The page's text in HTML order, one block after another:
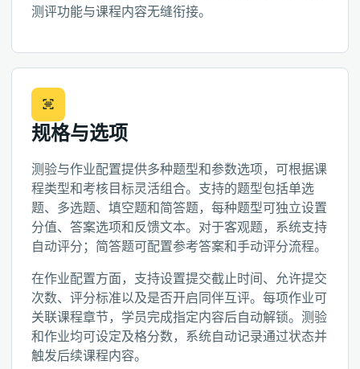
测评功能与课程内容无缝衔接。
规格与选项
测验与作业配置提供多种题型和参数选项，可根据课
程类型和考核目标灵活组合。支持的题型包括单选
题、多选题、填空题和简答题，每种题型可独立设置
分值、答案选项和反馈文本。对于客观题，系统支持
自动评分；简答题可配置参考答案和手动评分流程。
在作业配置方面，支持设置提交截止时间、允许提交
次数、评分标准以及是否开启同伴互评。每项作业可
关联课程章节，学员完成指定内容后自动解锁。测验
和作业均可设定及格分数，系统自动记录通过状态并
触发后续课程内容。